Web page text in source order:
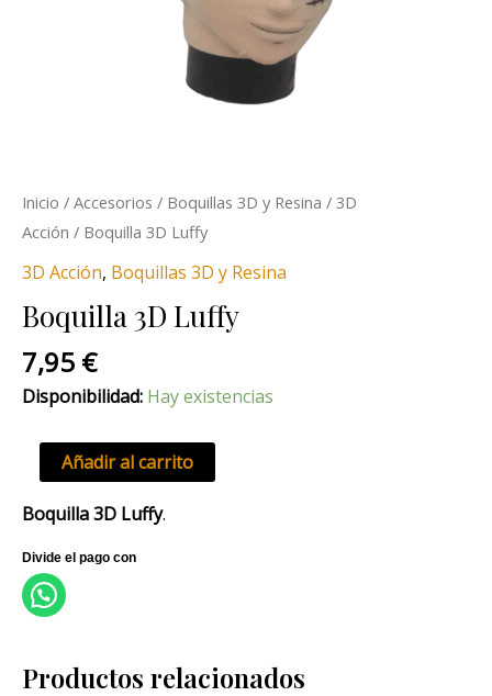
Inicio / Accesorios / Boquillas 3D y Resina / 3D
Acción / Boquilla 3D Luffy
3D Acción, Boquillas 3D y Resina
Boquilla 3D Luffy
7,95 €
Disponibilidad: Hay existencias
Añadir al carrito
Boquilla 3D Luffy.
Productos relacionados